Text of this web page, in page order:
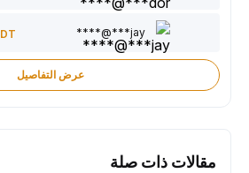
jay***@****
USDT
عرض التفاصيل
مقالات ذات صلة